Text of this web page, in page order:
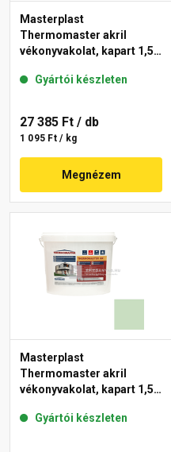
Masterplast
Thermomaster akril
vékonyvakolat, kapart 1,5
Gyártói készleten
27 385 Ft / db
1 095 Ft / kg
Megnézem
Masterplast
Thermomaster akril
vékonyvakolat, kapart 1,5
Gyártói készleten